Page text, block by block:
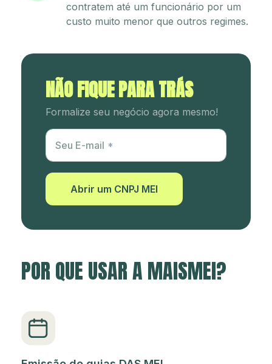
contratem até um funcionário por um
custo muito menor que outros regimes.
NÃO FIQUE PARA TRÁS
Formalize seu negócio agora mesmo!
Utm Content
Seu E-mail
Abrir um CNPJ MEI
POR QUE USAR A MAISMEI?